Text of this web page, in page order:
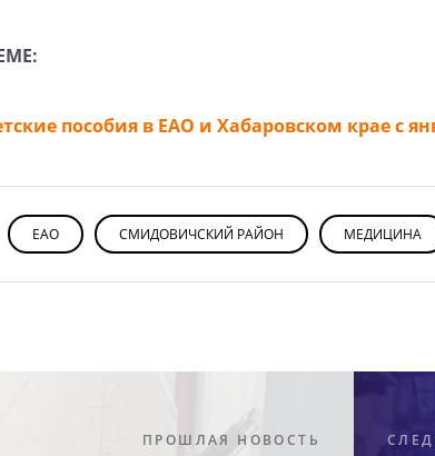
пособия в ЕАО и Хабаровском крае с
ЕАО СМИДОВИЧСКИЙ РАЙОН МЕДИЦИНА
ПРОШЛАЯ НОВОСТЬ